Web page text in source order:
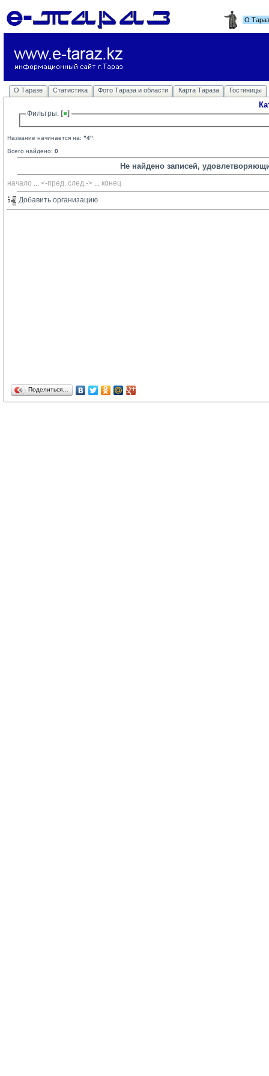
О
О Таразе Статистика Фото Тараза и области Карта Тараза Гостиницы
Фильтры:
Название начинается на: "4";
Всего найдено: 0
Не найдено записей,
начало ... <-пред. след.-> ... конец
Добавить организацию
Поделиться…